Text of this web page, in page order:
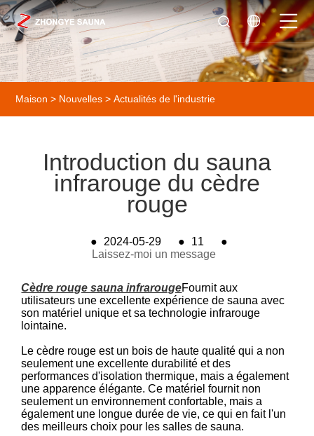
Maison > Nouvelles >Actualités de l'industrie
Introduction du sauna
infrarouge du cèdre
rouge
● 2024-05-29 ● 11
●
Laissez-moi un message
Cèdre rouge sauna infrarougeFournit aux
utilisateurs une excellente expérience de sauna avec
son matériel unique et sa technologie infrarouge
lointaine.
Le cèdre rouge est un bois de haute qualité qui a non
seulement une excellente durabilité et des
performances d'isolation thermique, mais a également
une apparence élégante. Ce matériel fournit non
seulement un environnement confortable, mais a
également une longue durée de vie, ce qui en fait l'un
des meilleurs choix pour les salles de sauna.